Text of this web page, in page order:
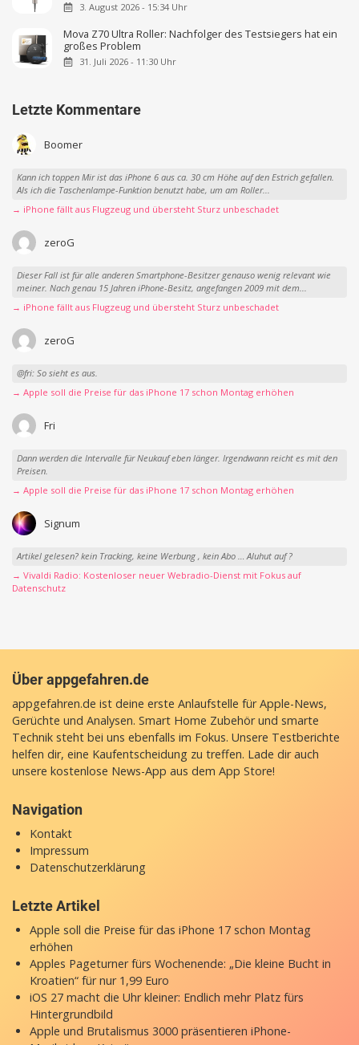
3. August 2026 - 15:34 Uhr
Mova Z70 Ultra Roller: Nachfolger des Testsiegers hat ein
großes Problem
31. Juli 2026 - 11:30 Uhr
Letzte Kommentare
Boomer
Kann ich toppen Mir ist das iPhone 6 aus ca. 30 cm Höhe auf den Estrich gefallen.
Als ich die Taschenlampe-Funktion benutzt habe, um am Roller...
→ iPhone fällt aus Flugzeug und übersteht Sturz unbeschadet
zeroG
Dieser Fall ist für alle anderen Smartphone-Besitzer genauso wenig relevant wie
meiner. Nach genau 15 Jahren iPhone-Besitz, angefangen 2009 mit dem...
→ iPhone fällt aus Flugzeug und übersteht Sturz unbeschadet
zeroG
@fri: So sieht es aus.
→ Apple soll die Preise für das iPhone 17 schon Montag erhöhen
Fri
Dann werden die Intervalle für Neukauf eben länger. Irgendwann reicht es mit den
Preisen.
→ Apple soll die Preise für das iPhone 17 schon Montag erhöhen
Signum
Artikel gelesen? kein Tracking, keine Werbung , kein Abo … Aluhut auf ?
→ Vivaldi Radio: Kostenloser neuer Webradio-Dienst mit Fokus auf
Datenschutz
Über appgefahren.de
appgefahren.de ist deine erste Anlaufstelle für Apple-News,
Gerüchte und Analysen. Smart Home Zubehör und smarte
Technik steht bei uns ebenfalls im Fokus. Unsere Testberichte
helfen dir, eine Kaufentscheidung zu treffen. Lade dir auch
unsere kostenlose News-App aus dem App Store!
Navigation
Kontakt
Impressum
Datenschutzerklärung
Letzte Artikel
Apple soll die Preise für das iPhone 17 schon Montag
erhöhen
Apples Pageturner fürs Wochenende: „Die kleine Bucht in
Kroatien“ für nur 1,99 Euro
iOS 27 macht die Uhr kleiner: Endlich mehr Platz fürs
Hintergrundbild
Apple und Brutalismus 3000 präsentieren iPhone-